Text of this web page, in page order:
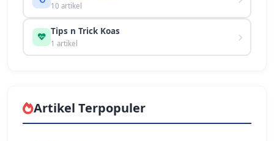
10 artikel
Tips n Trick Koas
1 artikel
Artikel Terpopuler